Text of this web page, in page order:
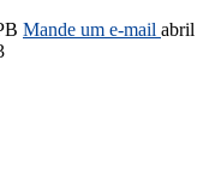
Mande um e-mail abril